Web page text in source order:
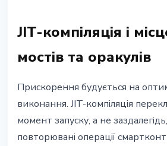
JIT-компіляція і
мостів та оракулів
Прискорення будується на
виконання. JIT-компіляція
момент запуску, а не
повторювані операції